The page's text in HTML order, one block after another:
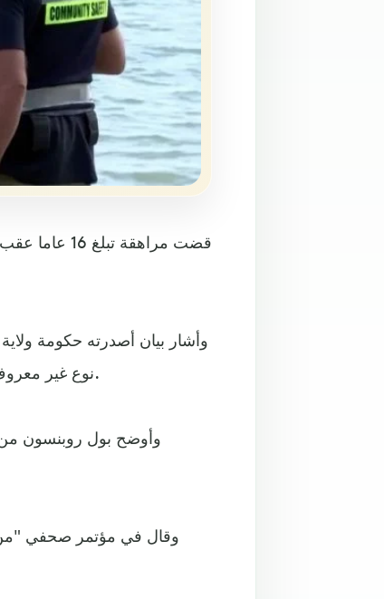
قضت
وأشار بيان أصدرته حكومة
نوع غير معروف من أسماك القرش في نهر سوان في فريمانتل بضواحي بيرث.
وأوضح بول روبنسون من
وقال في مؤتمر صحفي "من